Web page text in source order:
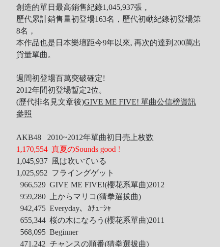
創造的單日最高銷售紀錄1,045,937張，
歷代累計銷售量初登場163名，歷代初動紀錄初登場第
8名，
本作品也是日本樂壇距今9年以來, 再次的達到200萬出
貨量單曲。
週間初登場百萬突破確定!
2012年間初登場暫定2位。
(歷代排名見文章後)GIVE ME FIVE! 單曲公信榜資訊
參照
AKB48 2010~2012年單曲初日売上枚数
1,170,554 真夏のSounds good !
1,045,937 風は吹いている
1,025,952 フライングゲット
966,529 GIVE ME FIVE!(櫻花系單曲)2012
959,280 上からマリコ(猜拳選拔曲)
942,475 Everyday、ｶﾁｭｰｼｬ
655,344 桜の木になろう(櫻花系單曲)2011
568,095 Beginner
471,242 チャンスの順番(猜拳選拔曲)